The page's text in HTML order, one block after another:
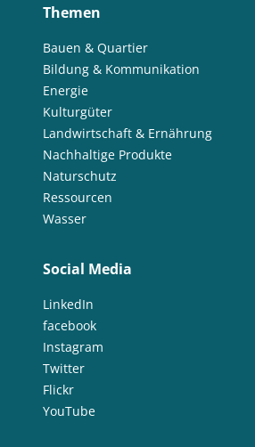
Themen
Bauen & Quartier
Bildung & Kommunikation
Energie
Kulturgüter
Landwirtschaft & Ernährung
Nachhaltige Produkte
Naturschutz
Ressourcen
Wasser
Social Media
LinkedIn
facebook
Instagram
Twitter
Flickr
YouTube